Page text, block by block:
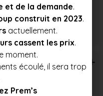
€
Prix max
189 500 €
T6+
et de la demande.
construit en 2023.
actuellement.
cassent les prix.
moment.
écoulé, il sera trop
Prem’s